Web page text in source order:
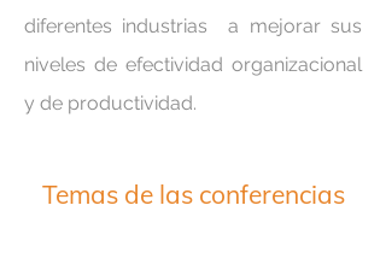
diferentes industrias a mejorar sus
niveles de efectividad organizacional
y de productividad.
Temas de las conferencias